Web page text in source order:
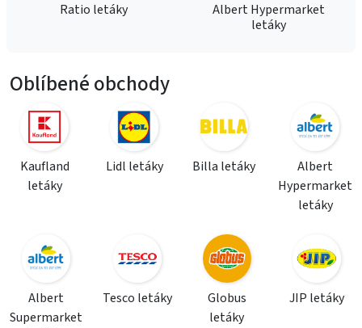
Ratio letáky
Albert Hypermarket
letáky
Oblíbené obchody
Kaufland
letáky
Lidl letáky Billa letáky
Albert
Hypermarket
letáky
Albert
Supermarket
Tesco letáky
Globus
letáky
JIP letáky